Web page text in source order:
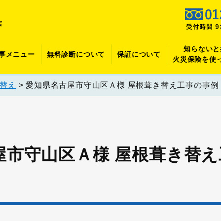
メニュー 無料診断について 保証について
知らない
火災保険を使
え >愛知県名古屋市守山区Ａ様 屋根葺き替え工事の事例
市守山区Ａ様 屋根葺き替